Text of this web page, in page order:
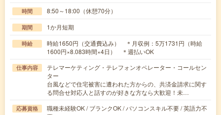
時間 8:50～18:00（休憩70分）
期間 1か月短期
時給
時給1650円（交通費込み） ＊月収例：5万1731円（時給
1600円×8.083時間×4日） ＊週払いOK
仕事内容
テレマーケティング・テレフォンオペレーター・コールセン
ター
台風などで住宅被害に遭われた方からの、共済金請求に関す
る問合せ対応人と話すのが好きな方なら大歓迎！未…
応募資格
職種未経験OK / ブランクOK / パソコンスキル不要 / 英語力不